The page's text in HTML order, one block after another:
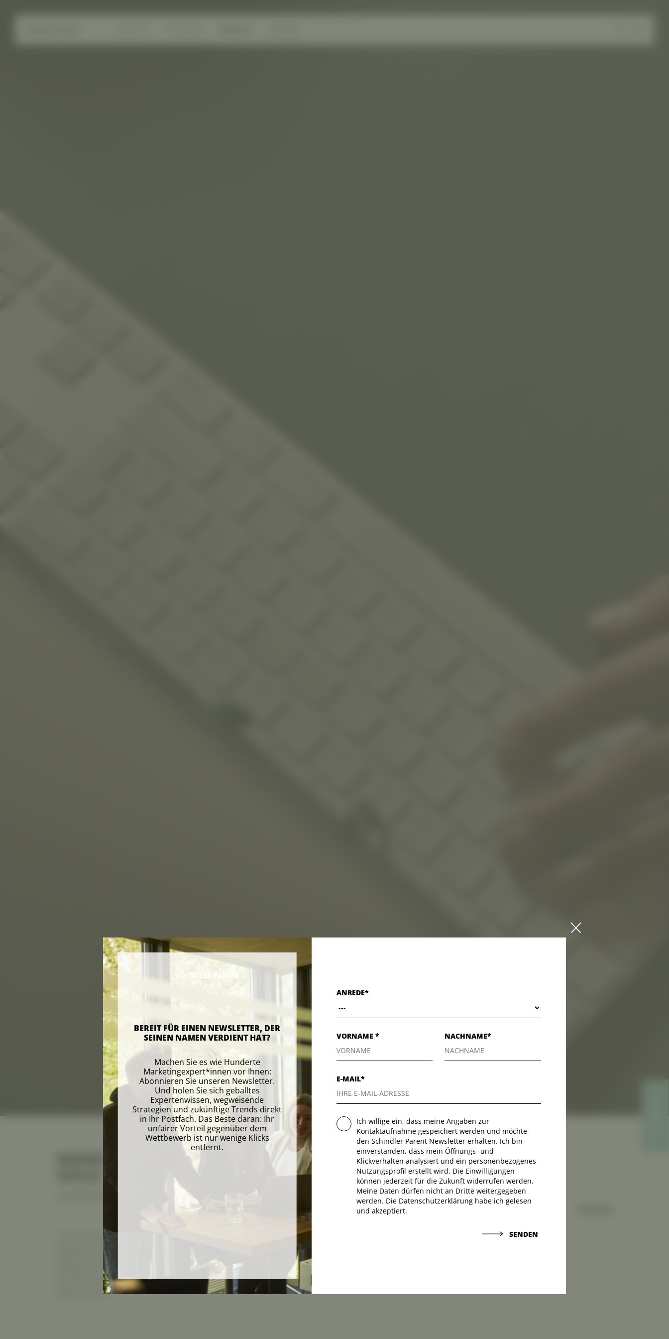
REDEN IST SILBER. MACHEN IST
MARKENARBEIT VON SCHINDLER PARENT.
Kommunikation muss zur Marke passen – zu jedem Zeitpunkt. Mit diesem Anspruch
begleiten wir Weltmarktführer, Hidden Champions und Traditionsunternehmen auf ihrem
Weg zu mehr Marge. Die hat viele Facetten: Umsatz, Ergebnis, Leads, Identifikation,
Einstellungen. Wie das bei unseren langjährigen Kunden im Detail aussieht, zeigen unsere
Referenzen.
BEREIT FÜR EINEN NEWSLETTER, DER
SEINEN NAMEN VERDIENT HAT?
Machen Sie es wie Hunderte
Marketingexpert*innen vor Ihnen:
Abonnieren Sie unseren Newsletter.
Und holen Sie sich geballtes
Expertenwissen, wegweisende
Strategien und zukünftige Trends direkt
in Ihr Postfach. Das Beste daran: Ihr
unfairer Vorteil gegenüber dem
Wettbewerb ist nur wenige Klicks
entfernt.
ANREDE*
VORNAME * NACHNAME*
E-MAIL*
Ich willige ein, dass meine Angaben zur
Kontaktaufnahme gespeichert werden und möchte
den Schindler Parent Newsletter erhalten. Ich bin
einverstanden, dass mein Öffnungs- und
Klickverhalten analysiert und ein personenbezogenes
Nutzungsprofil erstellt wird. Die Einwilligungen
können jederzeit für die Zukunft widerrufen werden.
Meine Daten dürfen nicht an Dritte weitergegeben
werden. Die Datenschutzerklärung habe ich gelesen
und akzeptiert.
SENDEN